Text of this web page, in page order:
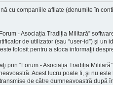
cu companiile afliate (denumite în
- Asociația Tradiția Militară”
de utilizator (sau “user-id”) şi
folosit pentru a stoca informaţii
prin “Forum - Asociația Tradiția
Acest lucru poate fi, şi nu
de către dumneavoastră după